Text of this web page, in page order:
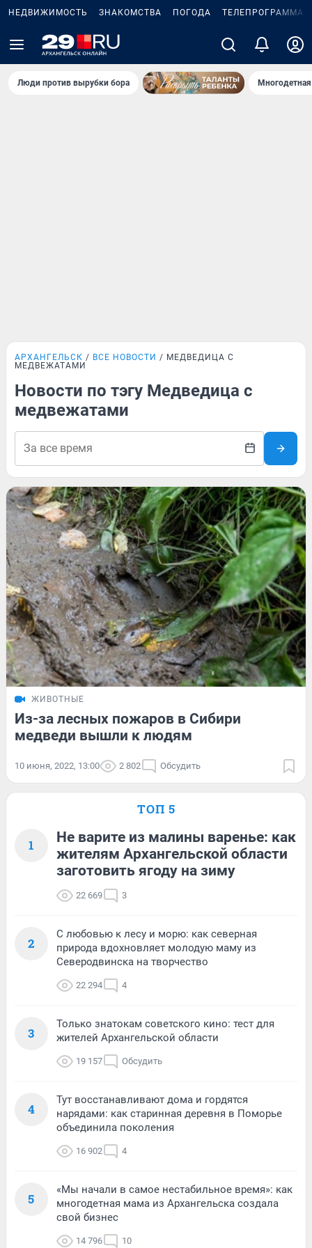
НЕДВИЖИМОСТЬ ЗНАКОМСТВА ПОГОДА ТЕЛЕПРОГРАММА
Люди против вырубки бора
АРХАНГЕЛЬСК ВСЕ НОВОСТИ
МЕДВЕДИЦА С
МЕДВЕЖАТАМИ
Новости по тэгу Медведица с
медвежатами
ЖИВОТНЫЕ
Из-за лесных пожаров в Сибири
медведи вышли к людям
10 июня, 2022, 13:00 2 802 Обсудить
ТОП 5
1
Не варите из малины варенье: как
жителям Архангельской области
заготовить ягоду на зиму
22 669 3
2
С любовью к лесу и морю: как северная
природа вдохновляет молодую маму из
Северодвинска на творчество
22 294 4
3
Только знатокам советского кино: тест для
жителей Архангельской области
19 157 Обсудить
4
Тут восстанавливают дома и гордятся
нарядами: как старинная деревня в Поморье
объединила поколения
16 902 4
5
«Мы начали в самое нестабильное время»: как
многодетная мама из Архангельска создала
свой бизнес
14 796 10